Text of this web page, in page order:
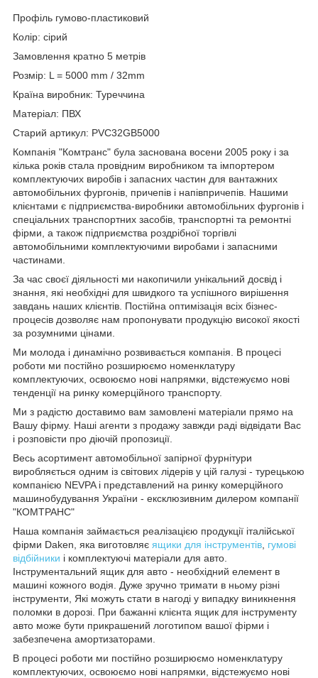
Профіль гумово-пластиковий
Колір: сірий
Замовлення кратно 5 метрів
Розмір: L = 5000 mm / 32mm
Країна виробник: Туреччина
Матеріал: ПВХ
Старий артикул: PVC32GB5000
Компанія "Комтранс" була заснована восени 2005 року і за
кілька років стала провідним виробником та імпортером
комплектуючих виробів і запасних частин для вантажних
автомобільних фургонів, причепів і напівпричепів. Нашими
клієнтами є підприємства-виробники автомобільних фургонів і
спеціальних транспортних засобів, транспортні та ремонтні
фірми, а також підприємства роздрібної торгівлі
автомобільними комплектуючими виробами і запасними
частинами.
За час своєї діяльності ми накопичили унікальний досвід і
знання, які необхідні для швидкого та успішного вирішення
завдань наших клієнтів. Постійна оптимізація всіх бізнес-
процесів дозволяє нам пропонувати продукцію високої якості
за розумними цінами.
Ми молода і динамічно розвивається компанія. В процесі
роботи ми постійно розширюємо номенклатуру
комплектуючих, освоюємо нові напрямки, відстежуємо нові
тенденції на ринку комерційного транспорту.
Ми з радістю доставимо вам замовлені матеріали прямо на
Вашу фірму. Наші агенти з продажу завжди раді відвідати Вас
і розповісти про діючій пропозиції.
Весь асортимент автомобільної запірної фурнітури
виробляється одним із світових лідерів у цій галузі - турецькою
компанією NEVPA і представлений на ринку комерційного
машинобудування України - ексклюзивним дилером компанії
"КОМТРАНС"
Наша компанія займається реалізацією продукції італійської
фірми Daken, яка виготовляє ящики для інструментів гумові
відбійники і комплектуючі матеріали для авто.
Інструментальний ящик для авто - необхідний елемент в
машині кожного водія. Дуже зручно тримати в ньому різні
інструменти, Які можуть стати в нагоді у випадку виникнення
поломки в дорозі. При бажанні клієнта ящик для інструменту
авто може бути прикрашений логотипом вашої фірми і
забезпечена амортизаторами.
В процесі роботи ми постійно розширюємо номенклатуру
комплектуючих, освоюємо нові напрямки, відстежуємо нові